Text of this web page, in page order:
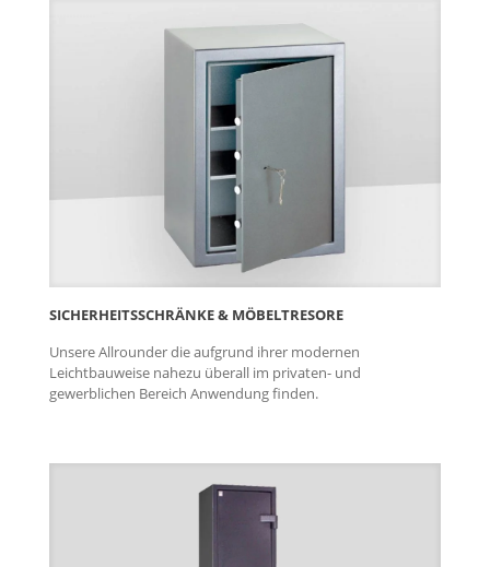
SICHERHEITS­SCHRÄNKE & MÖBEL­TRESORE
Unsere Allrounder die aufgrund ihrer modernen
Leichtbauweise nahezu überall im privaten- und
gewerblichen Bereich Anwendung finden.